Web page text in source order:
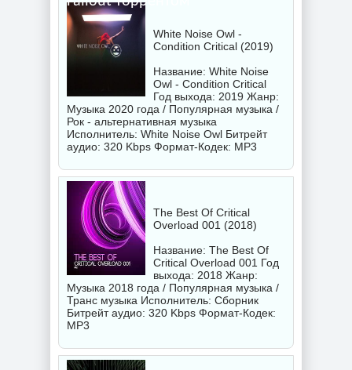
White Noise Owl -
Condition Critical (2019)
Название: White Noise
Owl - Condition Critical
Год выхода: 2019 Жанр:
Музыка 2020 года / Популярная музыка /
Рок - альтернативная музыка
Исполнитель: White Noise Owl Битрейт
аудио: 320 Kbps Формат-Кодек: MP3
The Best Of Critical
Overload 001 (2018)
Название: The Best Of
Critical Overload 001 Год
выхода: 2018 Жанр:
Музыка 2018 года / Популярная музыка /
Транс музыка Исполнитель: Сборник
Битрейт аудио: 320 Kbps Формат-Кодек:
MP3